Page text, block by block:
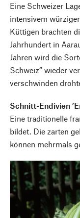
Eine Schweizer
intensivem
Küttigen brachten
Jahrhundert in
Jahren wird die
Schweiz“ wieder
verschwinden
Schnitt-Endivien
Eine traditionelle
bildet. Die zarten
können mehrmals